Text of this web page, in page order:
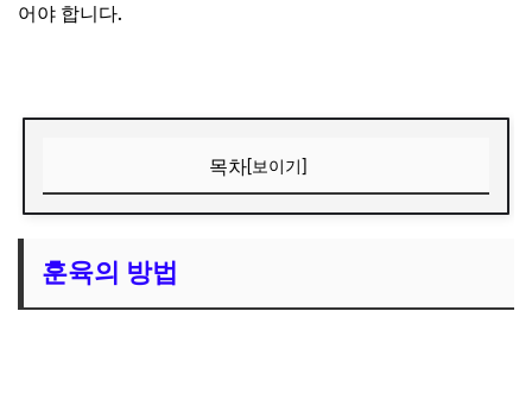
어야 합니다.
목차[보이기]
1. 훈육의 목적을 알림에 둔다.
2. 훈육은 지속적이며 일관성 있게 한다.
훈육의 방법